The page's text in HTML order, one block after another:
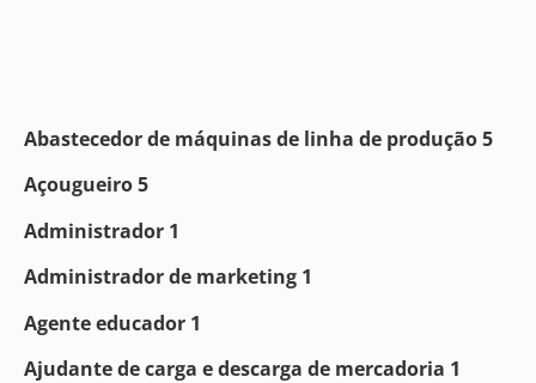
Abastecedor de máquinas de linha de produção 5
Açougueiro 5
Administrador 1
Administrador de marketing 1
Agente educador 1
Ajudante de carga e descarga de mercadoria 1